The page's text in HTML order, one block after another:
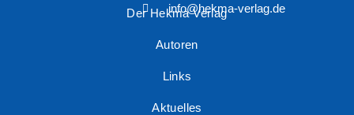
info@hekma-verlag.de
Der Hekma Verlag
Autoren
Links
Aktuelles